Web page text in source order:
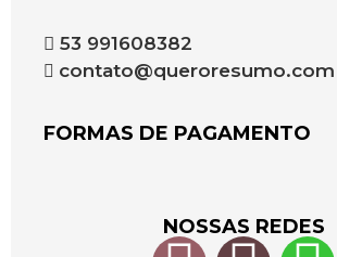
53 991608382
contato@queroresumo.com
FORMAS DE PAGAMENTO
NOSSAS REDES